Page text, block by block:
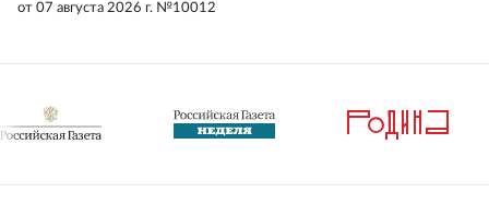
от 07 августа 2026 г. №10012